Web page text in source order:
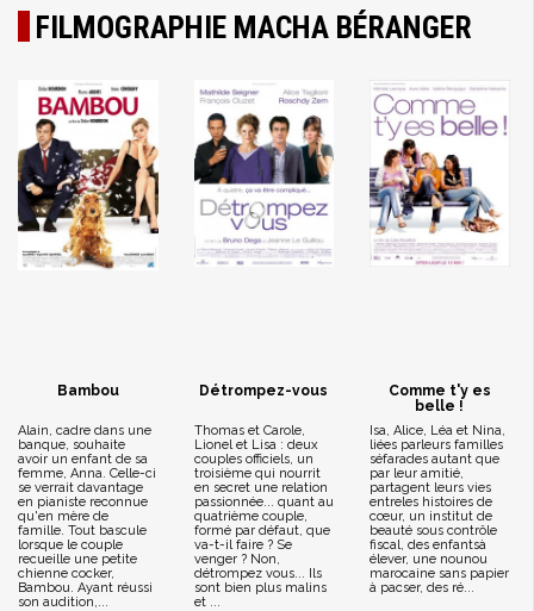
FILMOGRAPHIE MACHA BÉRANGER
Bambou
Alain, cadre dans une
banque, souhaite
avoir un enfant de sa
femme, Anna. Celle-ci
se verrait davantage
en pianiste reconnue
qu'en mère de
famille. Tout bascule
lorsque le couple
recueille une petite
chienne cocker,
Bambou. Ayant réussi
son audition,...
Détrompez-vous
Thomas et Carole,
Lionel et Lisa : deux
couples officiels, un
troisième qui nourrit
en secret une relation
passionnée... quant au
quatrième couple,
formé par défaut, que
va-t-il faire ? Se
venger ? Non,
détrompez vous... Ils
sont bien plus malins
et ...
Comme t'y es
belle !
Isa, Alice, Léa et Nina,
liées parleurs familles
séfarades autant que
par leur amitié,
partagent leurs vies
entreles histoires de
cœur, un institut de
beauté sous contrôle
fiscal, des enfantsà
élever, une nounou
marocaine sans papier
à pacser, des ré...